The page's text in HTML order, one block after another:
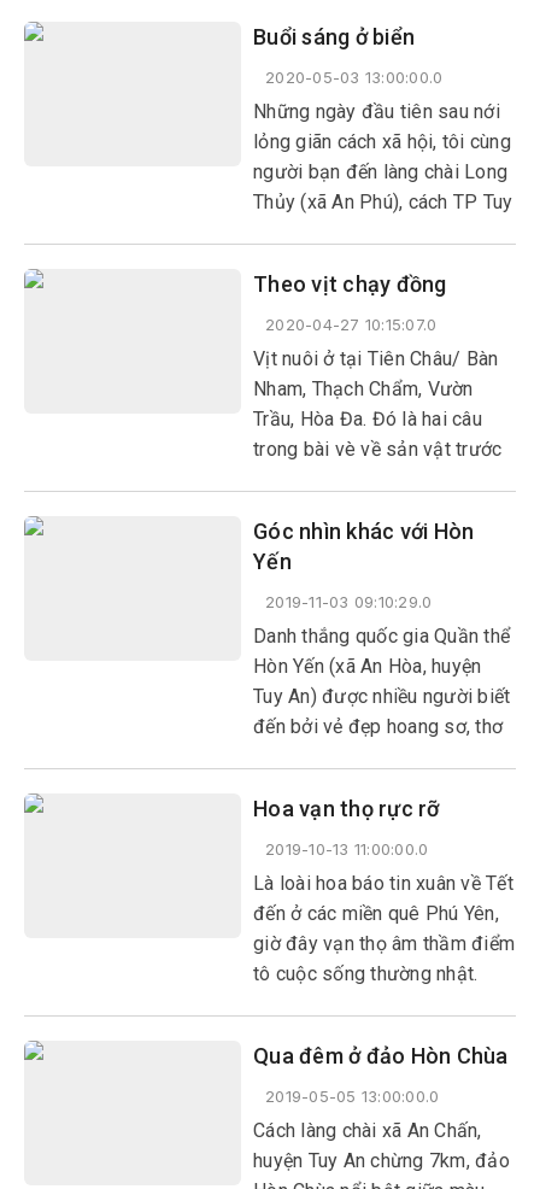
vừa gần gũi, vừa lạ lẫm.
Những con đường, bờ rào,
giếng nước, mộ… nơi đây đều
được xếp bằng đá.
Buổi sáng ở biển
2020-05-03 13:00:00.0
Những ngày đầu tiên sau nới
lỏng giãn cách xã hội, tôi cùng
người bạn đến làng chài Long
Thủy (xã An Phú), cách TP Tuy
yên nhưng cũng rộn rã niềm
vui.
Theo vịt chạy đồng
2020-04-27 10:15:07.0
Vịt nuôi ở tại Tiên Châu/ Bàn
Nham, Thạch Chẩm, Vườn
Trầu, Hòa Đa. Đó là hai câu
trong bài vè về sản vật trước
Góc nhìn khác với Hòn
Yến
2019-11-03 09:10:29.0
Danh thắng quốc gia Quần thể
Hòn Yến (xã An Hòa, huyện
Tuy An) được nhiều người biết
đến bởi vẻ đẹp hoang sơ, thơ
phong phú về chủng loại.
Hoa vạn thọ rực rỡ
2019-10-13 11:00:00.0
Là loài hoa báo tin xuân về Tết
đến ở các miền quê Phú Yên,
giờ đây vạn thọ âm thầm điểm
tô cuộc sống thường nhật.
ở TP Tuy Hòa, loài hoa tượng
trưng cho sự trường tồn được
trồng quanh năm.
Qua đêm ở đảo Hòn Chùa
2019-05-05 13:00:00.0
Cách làng chài xã An Chấn,
huyện Tuy An chừng 7km, đảo